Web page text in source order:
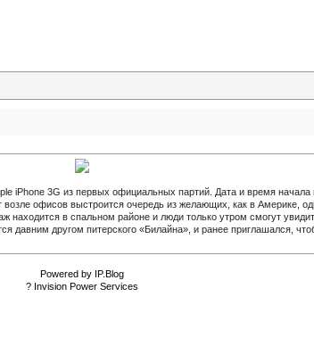
3G из первых официальных партий. Дата и время начала
офисов выстроится очередь из желающих, как в Америке,
в спальном районе и люди только утром смогут
давним другом питерского «Билайна», и ранее приглашался,
Powered by IP.Blog
? Invision Power Services